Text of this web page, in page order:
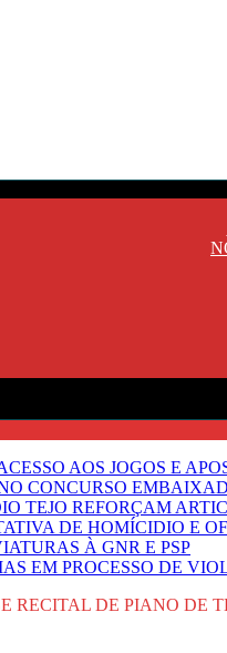
AOS JOGOS E
CONCURSO
TEJO REFORÇAM
DE HOMÍCIDIO E
À GNR E PSP
EM PROCESSO DE
RECITAL DE PIANO DE